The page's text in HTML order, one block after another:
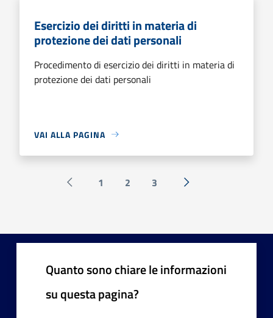
Esercizio dei diritti in materia di
protezione dei dati personali
Procedimento di esercizio dei diritti in materia di
protezione dei dati personali
VAI ALLA PAGINA
Pagina precedente
1 2 3 Successiva »
Quanto sono chiare le informazioni
su questa pagina?